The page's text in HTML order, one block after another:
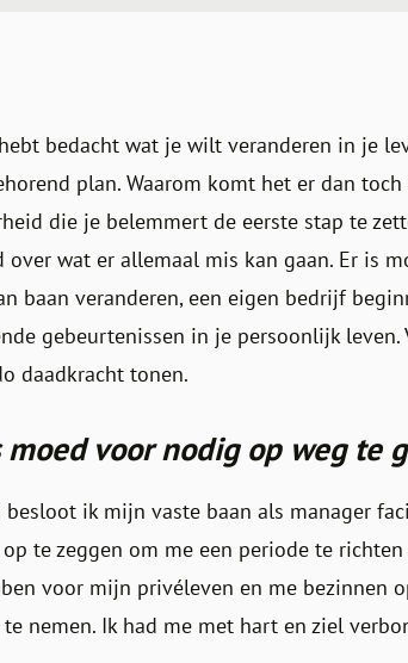
bedacht wat je wilt veranderen in je
plan. Waarom komt het er dan
die je belemmert de eerste stap te
over wat er allemaal mis kan gaan. Er is
baan veranderen, een eigen bedrijf
gebeurtenissen in je persoonlijk
daadkracht tonen.
moed voor nodig op weg te
besloot ik mijn vaste baan als manager
te zeggen om me een periode te
voor mijn privéleven en me bezinnen
nemen. Ik had me met hart en ziel